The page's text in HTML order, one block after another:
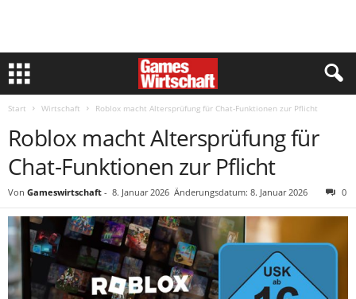
Start Wirtschaft Roblox macht Altersprüfung für Chat-Funktionen zur Pflicht
Roblox macht Altersprüfung für
Chat-Funktionen zur Pflicht
Von Gameswirtschaft - 8. Januar 2026 Änderungsdatum: 8. Januar 2026 0